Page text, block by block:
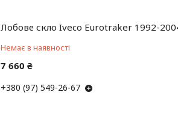
Лобове скло Iveco Eurotraker 1992-
Немає в наявності
7 660 ₴
+380 (97) 549-26-67